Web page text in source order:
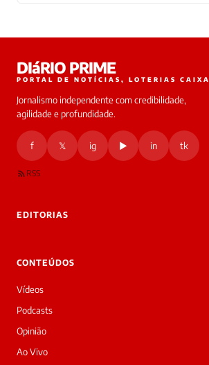
online
Bom
Sou
a
daqui
do
DIáRIO PRIME
PORTAL DE NOTÍCIAS, LOTERIAS CAIXA
Jornalismo independente com credibilidade,
agilidade e profundidade.
f 𝕏 ig ▶ in tk
RSS
EDITORIAS
CONTEÚDOS
Vídeos
Podcasts
Opinião
Ao Vivo